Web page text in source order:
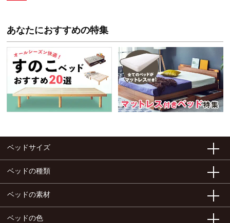
あなたにおすすめの特集
ベッドサイズ
ベッドの種類
ベッドの素材
ベッドの色